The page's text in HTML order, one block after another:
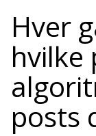
Hver
hvilke
posts